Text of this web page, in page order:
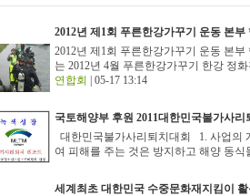
2012년 제1회 푸른한강가꾸기 운동 본
2012년 제1회 푸른한강가꾸기 운동 본
는 2012년 4월 푸른한강가꾸기 한강 정
연합회
| 05-17 13:14
국토해양부 후원 2011대한민국불가사리
대한민국불가사리퇴치대회 1. 사업의
여 피해를 주는 것은 방지하고 해양 동식
세계최초 대한민국 수중문화재지킴이 활